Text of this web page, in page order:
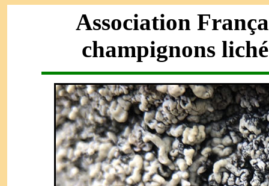
Association
champignons